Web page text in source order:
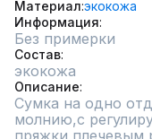
Материал экокожа
Информация
Без примерки
Состав
экокожа
Описание
Сумка на одно
молнию,с
пряжки плечевым